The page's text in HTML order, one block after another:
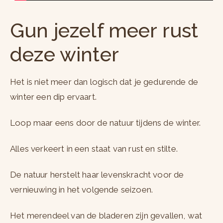
Gun jezelf meer rust
deze winter
Het is niet meer dan logisch dat je gedurende de
winter een dip ervaart.
Loop maar eens door de natuur tijdens de winter.
Alles verkeert in een staat van rust en stilte.
De natuur herstelt haar levenskracht voor de
vernieuwing in het volgende seizoen.
Het merendeel van de bladeren zijn gevallen, wat